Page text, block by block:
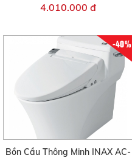
4.010.000 đ
-40%
Bồn Cầu Thông Minh INAX AC-